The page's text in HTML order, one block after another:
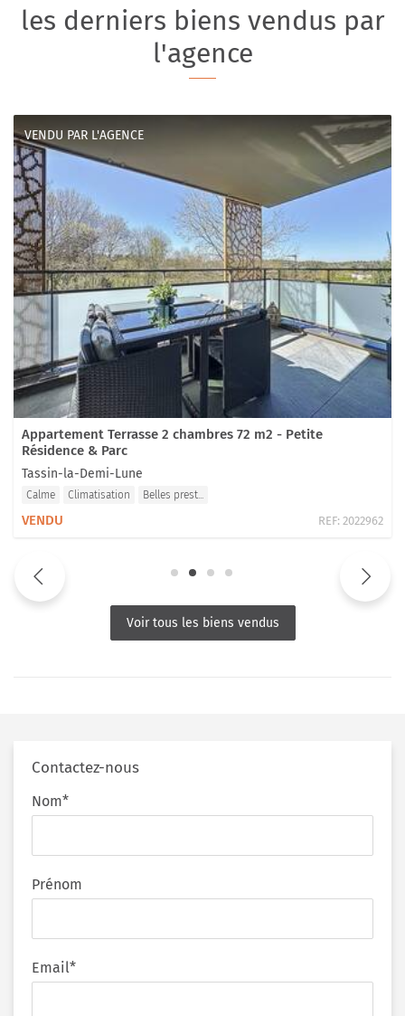
les derniers biens vendus par
l'agence
VENDU PAR L'AGENCE
Appartement Terrasse 2 chambres 72 m2 - Petite
Résidence & Parc
Tassin-la-Demi-Lune
Calme Climatisation Belles prest...
VENDU REF: 2022962
Voir tous les biens vendus
Contactez-nous
Nom*
Prénom
Email*